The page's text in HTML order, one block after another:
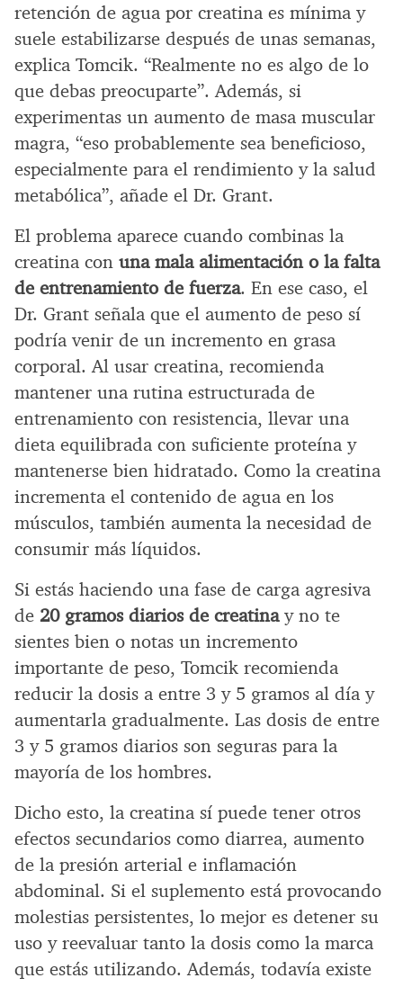
retención de agua por creatina es mínima y
suele estabilizarse después de unas semanas,
explica Tomcik. “Realmente no es algo de lo
que debas preocuparte”. Además, si
experimentas un aumento de masa muscular
magra, “eso probablemente sea beneficioso,
especialmente para el rendimiento y la salud
metabólica”, añade el Dr. Grant.
El problema aparece cuando combinas la
creatina con una mala alimentación o la falta
de entrenamiento de fuerza. En ese caso, el
Dr. Grant señala que el aumento de peso sí
podría venir de un incremento en grasa
corporal. Al usar creatina, recomienda
mantener una rutina estructurada de
entrenamiento con resistencia, llevar una
dieta equilibrada con suficiente proteína y
mantenerse bien hidratado. Como la creatina
incrementa el contenido de agua en los
músculos, también aumenta la necesidad de
consumir más líquidos.
Si estás haciendo una fase de carga agresiva
de 20 gramos diarios de creatinay no te
sientes bien o notas un incremento
importante de peso, Tomcik recomienda
reducir la dosis a entre 3 y 5 gramos al día y
aumentarla gradualmente. Las dosis de entre
3 y 5 gramos diarios son seguras para la
mayoría de los hombres.
Dicho esto, la creatina sí puede tener otros
efectos secundarios como diarrea, aumento
de la presión arterial e inflamación
abdominal. Si el suplemento está provocando
molestias persistentes, lo mejor es detener su
uso y reevaluar tanto la dosis como la marca
que estás utilizando. Además, todavía existe